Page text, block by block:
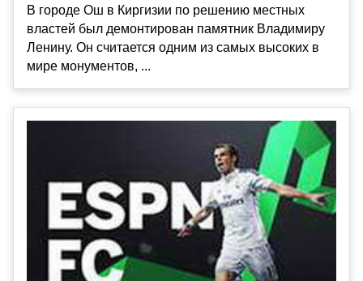
В городе Ош в Киргизии по решению местных
властей был демонтирован памятник Владимиру
Ленину. Он считается одним из самых высоких в
мире монументов, ...